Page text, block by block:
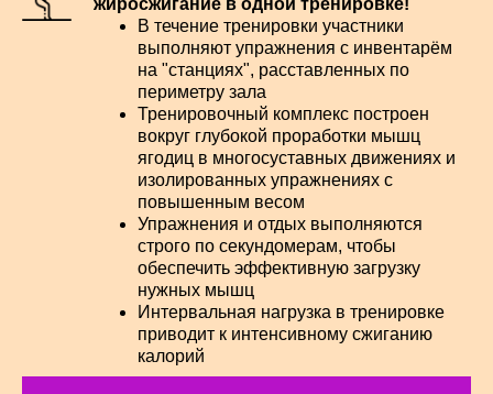
жиросжигание в одной тренировке!
В течение тренировки участники
выполняют упражнения с инвентарём
на "станциях", расставленных по
периметру зала
Тренировочный комплекс построен
вокруг глубокой проработки мышц
ягодиц в многосуставных движениях и
изолированных упражнениях с
повышенным весом
Упражнения и отдых выполняются
строго по секундомерам, чтобы
обеспечить эффективную загрузку
нужных мышц
Интервальная нагрузка в тренировке
приводит к интенсивному сжиганию
калорий